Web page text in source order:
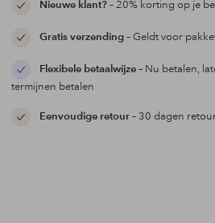
Nieuwe klant?– 20% korting op je
Gratis verzending– Geldt voor
Flexibele betaalwijze– Nu betalen,
termijnen betalen
Eenvoudige retour– 30 dagen